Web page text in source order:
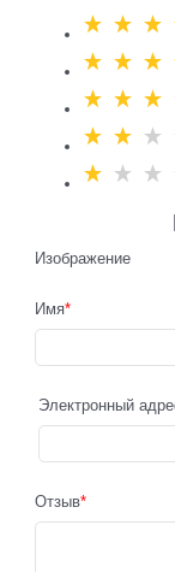
Изображение
Имя
Электронный
Отзыв